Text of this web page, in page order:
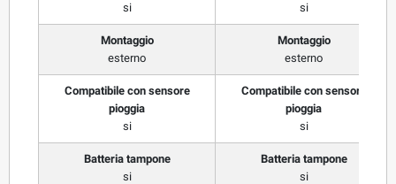
si
si
Montaggio
esterno
Montaggio
esterno
Compatibile con sensore
pioggia
si
Compatibile con sensore
pioggia
si
Batteria tampone
si
Batteria tampone
si